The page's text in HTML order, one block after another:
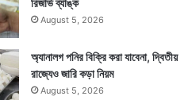
রিজার্ভ ব্যাঙ্ক
August 5, 2026
অ্যানালগ পনির বিক্রি করা যাবেনা, দ্বিতীয়
রাজ্যেও জারি কড়া নিয়ম
August 5, 2026